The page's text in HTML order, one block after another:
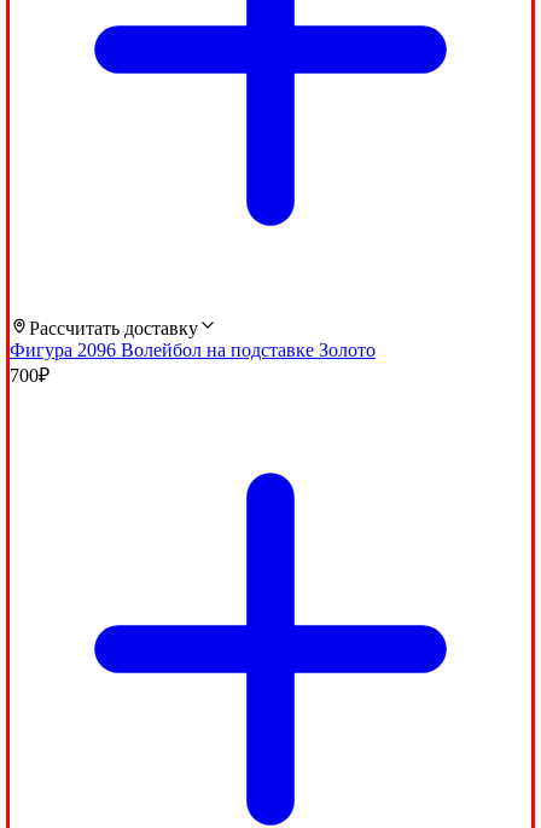
Рассчитать доставку
Фигура 2096 Волейбол на подставке Золото
700₽